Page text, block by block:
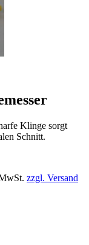
Klinge sorgt
Schnitt.
zzgl. Versand